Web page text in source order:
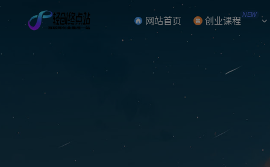
网站首页 创业课程 NEW